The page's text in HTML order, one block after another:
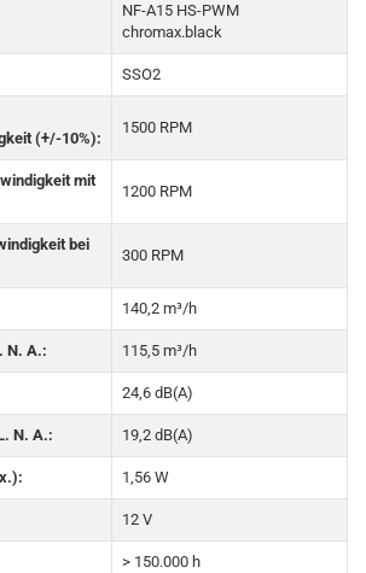
NF-A15 HS-PWM
chromax.black
SSO2
(+/-10%):
1500 RPM
mit
1200 RPM
bei
300 RPM
140,2 m³/h
N. A.: 115,5 m³/h
24,6 dB(A)
N. A.: 19,2 dB(A)
1,56 W
12 V
> 150.000 h